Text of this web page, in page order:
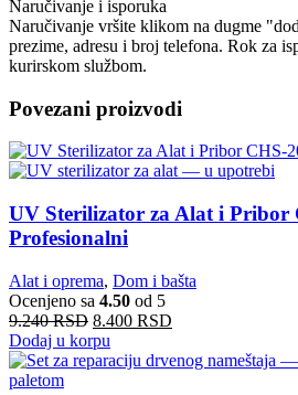
Naručivanje i isporuka
Naručivanje vršite klikom na dugme
prezime, adresu i broj telefona. Rok za
kurirskom službom.
Povezani proizvodi
UV Sterilizator za Alat i Pribor
Profesionalni
Alat i oprema, Dom i bašta
Ocenjeno sa 4.50 od 5
9.240RSD 8.400 RSD
Dodaj u korpu